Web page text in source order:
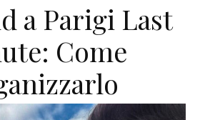
a Parigi Last
Come